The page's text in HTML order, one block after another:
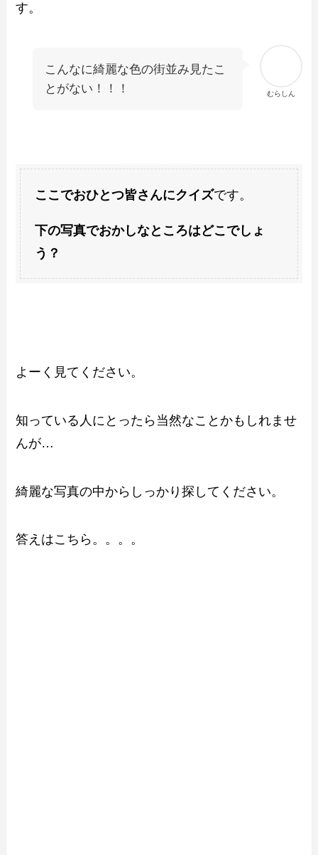
す。
むらしん
こんなに綺麗な色の街並み見たこ
とがない！！！
ここでおひとつ皆さんにクイズです。
下の写真でおかしなところはどこでしょ
う？
よーく見てください。
知っている人にとったら当然なことかもしれませ
んが…
綺麗な写真の中からしっかり探してください。
答えはこちら。。。。